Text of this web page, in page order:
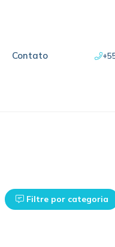
Contato
Filtre por categoria